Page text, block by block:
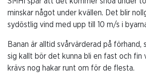
minskar något under kvällen. Det blir
sydöstlig vind med upp till 10 m/s i
Banan är alltid svårvärderad på förhand,
sig kallt bör det kunna bli en fast och fin
krävs nog hakar runt om för de flesta.